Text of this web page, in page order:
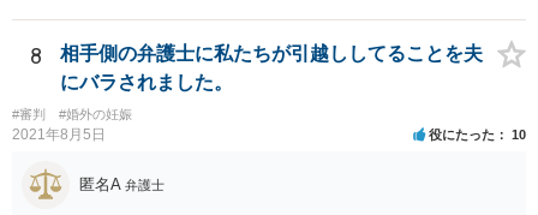
す。 また、認知されたことを前提に、父親として子を養う義務があり
ますので、 養育費を請求できます。 ただ、極端な話相手に収入がなか
ったり、行方不明だったりすると、実際上の回収が難しい可能性はあ
8
相手側の弁護士に私たちが引越ししてることを夫
にバラされました。
#審判 #婚外の妊娠
2021年8月5日 役にたった 10
匿名A 弁護士